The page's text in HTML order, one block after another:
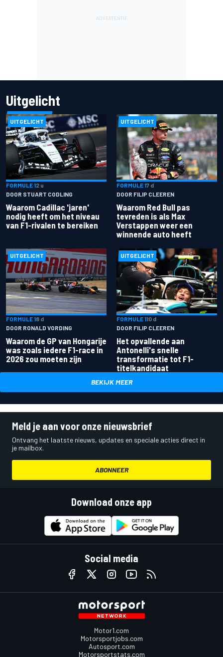
Uitgelicht
UITGELICHT
FORMULE 12 u
DOOR STUART CODLING
Waarom Cadillac 'jaren'
nodig heeft om het niveau
van F1-rivalen te bereiken
UITGELICHT
FORMULE 17 d
DOOR FILIP CLEEREN
Waarom Red Bull pas
tevreden is als Max
Verstappen weer een
winnende auto heeft
UITGELICHT
FORMULE 18 d
DOOR RONALD VORDING
Waarom de GP van Hongarije
was zoals iedere F1-race in
2026 zou moeten zijn
UITGELICHT
FORMULE 110 d
DOOR FILIP CLEEREN
Het opvallende aan
Antonelli's snelle
transformatie tot F1-
titelkandidaat
BEKIJK MEER
Meld je aan voor onze nieuwsbrief
Ontvang het laatste nieuws, updates en speciale acties direct in
je mailbox.
ABONNEER
Download onze app
Social media
Motor1.com
Motorsportjobs.com
Autosport.com
Motorsportstats.com